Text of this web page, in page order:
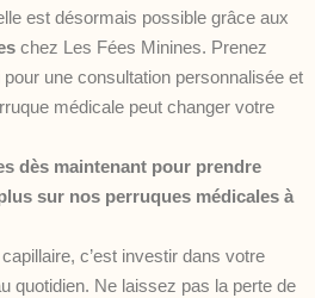
est désormais possible grâce aux
chez Les Fées Minines. Prenez
une consultation personnalisée et
médicale peut changer votre
dès maintenant pour prendre
sur nos perruques médicales à
c’est investir dans votre
quotidien. Ne laissez pas la perte de